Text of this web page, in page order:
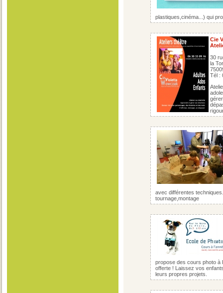
plastiques,cinéma...) qui
Cie
30
la
Tél :
avec différentes
tournage,montage
propose des cours photo à
offerte ! Laissez vos
leurs propres projets.